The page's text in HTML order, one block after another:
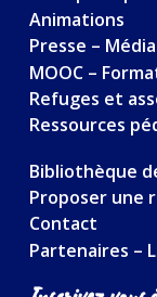
Animations
Presse –
MOOC –
Refuges et
Ressources
Bibliothèque
Proposer une
Contact
Partenaires –